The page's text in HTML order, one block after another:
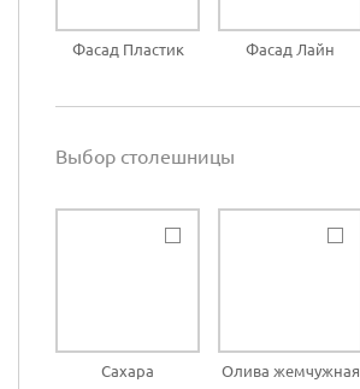
Фасад Пластик Фасад Лайн
Выбор столешницы
Сахара Олива жемчужная